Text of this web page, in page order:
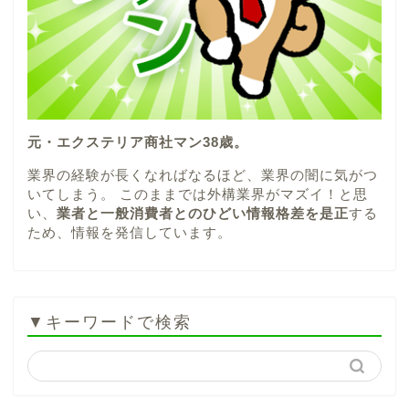
元・エクステリア商社マン38歳。
業界の経験が長くなればなるほど、業界の闇に気がつ
いてしまう。 このままでは外構業界がマズイ！と思
い、 業者と一般消費者とのひどい情報格差を是正する
ため、情報を発信しています。
▼キーワードで検索